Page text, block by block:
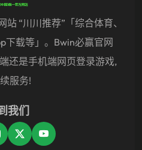
站 “川川推荐”「综合体育、
下载等」。Bwin必赢官网
还是手机端网页登录游戏,
服务!
我们